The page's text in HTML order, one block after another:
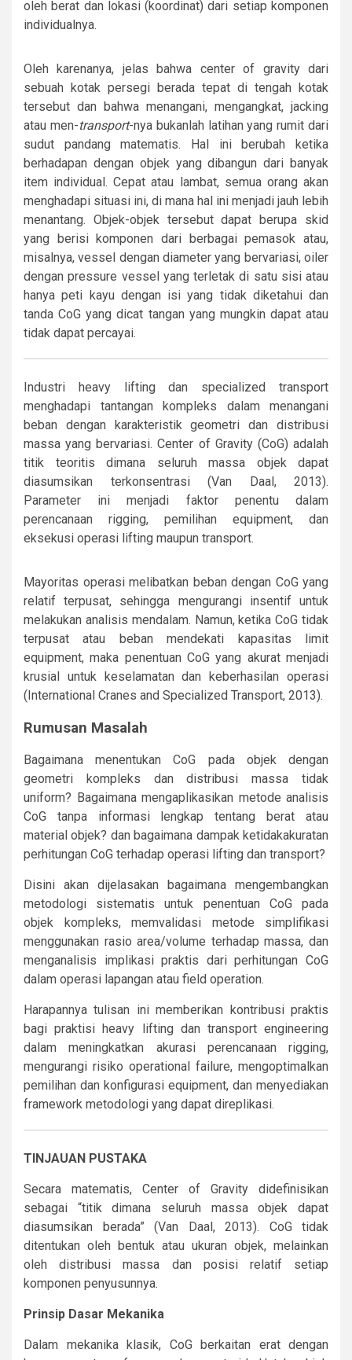
oleh berat dan lokasi (koordinat) dari setiap komponen
individualnya.
Oleh karenanya, jelas bahwa center of gravity dari
sebuah kotak persegi berada tepat di tengah kotak
tersebut dan bahwa menangani, mengangkat, jacking
atau men-transport-nya bukanlah latihan yang rumit dari
sudut pandang matematis. Hal ini berubah ketika
berhadapan dengan objek yang dibangun dari banyak
item individual. Cepat atau lambat, semua orang akan
menghadapi situasi ini, di mana hal ini menjadi jauh lebih
menantang. Objek-objek tersebut dapat berupa skid
yang berisi komponen dari berbagai pemasok atau,
misalnya, vessel dengan diameter yang bervariasi, oiler
dengan pressure vessel yang terletak di satu sisi atau
hanya peti kayu dengan isi yang tidak diketahui dan
tanda CoG yang dicat tangan yang mungkin dapat atau
tidak dapat percayai.
Industri heavy lifting dan specialized transport
menghadapi tantangan kompleks dalam menangani
beban dengan karakteristik geometri dan distribusi
massa yang bervariasi. Center of Gravity (CoG) adalah
titik teoritis dimana seluruh massa objek dapat
diasumsikan terkonsentrasi (Van Daal, 2013).
Parameter ini menjadi faktor penentu dalam
perencanaan rigging, pemilihan equipment, dan
eksekusi operasi lifting maupun transport.
Mayoritas operasi melibatkan beban dengan CoG yang
relatif terpusat, sehingga mengurangi insentif untuk
melakukan analisis mendalam. Namun, ketika CoG tidak
terpusat atau beban mendekati kapasitas limit
equipment, maka penentuan CoG yang akurat menjadi
krusial untuk keselamatan dan keberhasilan operasi
(International Cranes and Specialized Transport, 2013).
Rumusan Masalah
Bagaimana menentukan CoG pada objek dengan
geometri kompleks dan distribusi massa tidak
uniform? Bagaimana mengaplikasikan metode analisis
CoG tanpa informasi lengkap tentang berat atau
material objek? dan bagaimana dampak ketidakakuratan
perhitungan CoG terhadap operasi lifting dan transport?
Disini akan dijelasakan bagaimana mengembangkan
metodologi sistematis untuk penentuan CoG pada
objek kompleks, memvalidasi metode simplifikasi
menggunakan rasio area/volume terhadap massa, dan
menganalisis implikasi praktis dari perhitungan CoG
dalam operasi lapangan atau field operation.
Harapannya tulisan ini memberikan kontribusi praktis
bagi praktisi heavy lifting dan transport engineering
dalam meningkatkan akurasi perencanaan rigging,
mengurangi risiko operational failure, mengoptimalkan
pemilihan dan konfigurasi equipment, dan menyediakan
framework metodologi yang dapat direplikasi.
TINJAUAN PUSTAKA
Secara matematis, Center of Gravity didefinisikan
sebagai “titik dimana seluruh massa objek dapat
diasumsikan berada” (Van Daal, 2013). CoG tidak
ditentukan oleh bentuk atau ukuran objek, melainkan
oleh distribusi massa dan posisi relatif setiap
komponen penyusunnya.
Prinsip Dasar Mekanika
Dalam mekanika klasik, CoG berkaitan erat dengan